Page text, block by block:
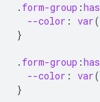
. form-group :has
--color : var(
}
. form-group :has
--color : var(
}